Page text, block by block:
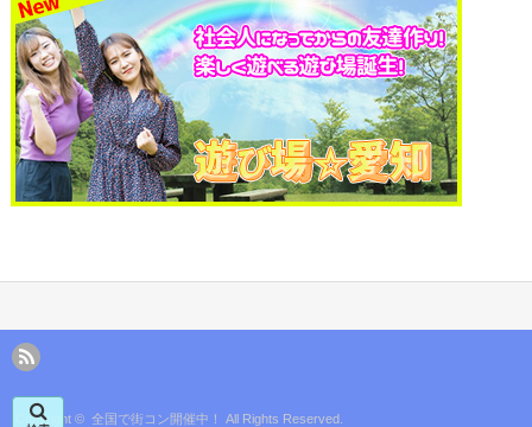
Copyright ©全国で街コン開催中！ All Rights Reserved.